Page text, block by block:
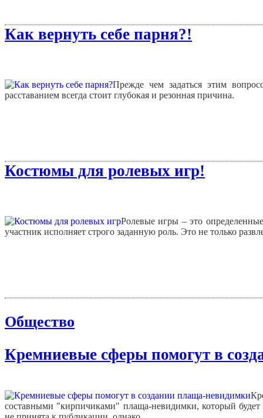
Как вернуть себе парня?!
Прежде чем задаться этим
расставанием всегда стоит глубокая и резонная причина.
Костюмы для ролевых игр!
Ролевые игры – это
участник исполняет строго заданную роль. Это не только
Общество
Кремниевые сферы помогут в
составными "кирпичиками" плаща-невидимки, который будет